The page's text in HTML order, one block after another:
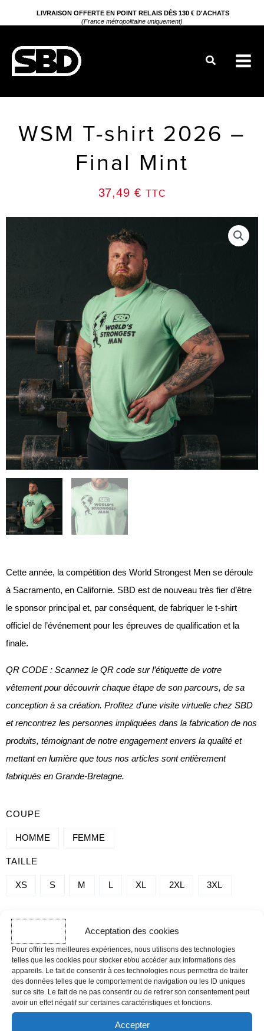
Acceptation des cookies
Pour offrir les meilleures expériences, nous utilisons des technologies
telles que les cookies pour stocker et/ou accéder aux informations des
appareils. Le fait de consentir à ces technologies nous permettra de traiter
des données telles que le comportement de navigation ou les ID uniques
sur ce site. Le fait de ne pas consentir ou de retirer son consentement peut
avoir un effet négatif sur certaines caractéristiques et fonctions.
Accepter
au
LIVRAISON OFFERTE EN POINT RELAIS DÈS 130 € D'ACHATS
(France métropolitaine uniquement)
Rechercher
WSM T-shirt 2026 –
Final Mint
37,49 € TTC
Cette année, la compétition des World Strongest Men se déroule
à Sacramento, en Californie. SBD est de nouveau très fier d’être
le sponsor principal et, par conséquent, de fabriquer le t-shirt
officiel de l’événement pour les épreuves de qualification et la
finale.
QR CODE : Scannez le QR code sur l’étiquette de votre
vêtement pour découvrir chaque étape de son parcours, de sa
conception à sa création. Profitez d’une visite virtuelle chez SBD
et rencontrez les personnes impliquées dans la fabrication de nos
produits, témoignant de notre engagement envers la qualité et
mettant en lumière que tous nos articles sont entièrement
fabriqués en Grande-Bretagne.
COUPE
HOMME FEMME
TAILLE
XS S M L XL 2XL 3XL
QUANTITÉ
DE
T-
SHIRT
FINAL
MINT
+
DÉLAI D'EXPÉDITION
Les commandes effectuées avant 12h sont expédiées le jour même,
hors week-ends, jours fériés et périodes de forte affluence.